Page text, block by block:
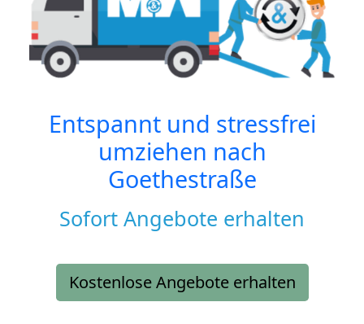
Entspannt und stressfrei
umziehen nach
Goethestraße
Sofort Angebote erhalten
Kostenlose Angebote erhalten